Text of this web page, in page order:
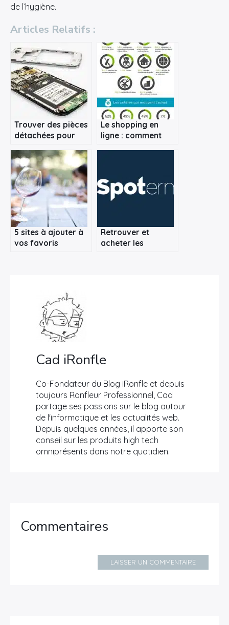
de l’hygiène.
Articles Relatifs :
Trouver des pièces
détachées pour
smartphone
Le shopping en
ligne : comment
5 sites à ajouter à
vos favoris
Retrouver et
acheter les
Cad iRonfle
Co-Fondateur du Blog iRonfle et depuis
toujours Ronfleur Professionnel, Cad
partage ses passions sur le blog autour
de l'informatique et les actualités web.
Depuis quelques années, il apporte son
conseil sur les produits high tech
omniprésents dans notre quotidien.
Commentaires
LAISSER UN COMMENTAIRE
Rechercher
: